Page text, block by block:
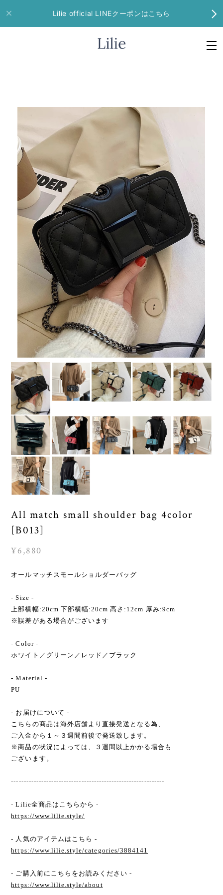
Lilie official LINEクーポンはこちら
All match small shoulder bag 4color
[B013]
¥6,880
オールマッチスモールショルダーバッグ
- Size -
上部横幅:20cm 下部横幅:20cm 高さ:12cm 厚み:9cm
※誤差がある場合がございます
- Color -
ホワイト／グリーン／レッド／ブラック
- Material -
PU
- お届けについて -
こちらの商品は海外店舗より直接発送となる為、
ご入金から１～３週間前後で発送致します。
※商品の状況によっては、３週間以上かかる場合も
ございます。
-------------------------------------------------------------
- Lilie全商品はこちらから -
https://www.lilie.style/
- 人気のアイテムはこちら -
https://www.lilie.style/categories/3884141
- ご購入前にこちらをお読みください -
https://www.lilie.style/about